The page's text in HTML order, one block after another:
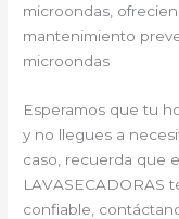
microondas,
mantenimiento
microondas
Esperamos que tu
y no llegues a
caso, recuerda que
LAVASECADORAS
confiable,